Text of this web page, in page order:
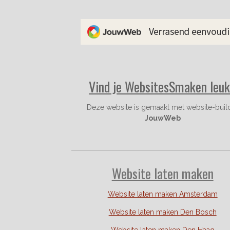
o
r
e
Vind je WebsitesSmaken
Deze website is gemaakt met website-
JouwWeb
Website laten maken
Website laten maken Amsterdam
Website laten maken Den Bosch